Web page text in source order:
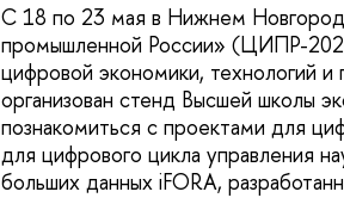
С 18 по 23 мая в Нижнем
промышленной России» (ЦИПР-
цифровой экономики, технологий
организован стенд Высшей школы
познакомиться с проектами для
для цифрового цикла управления
больших данных iFORA,